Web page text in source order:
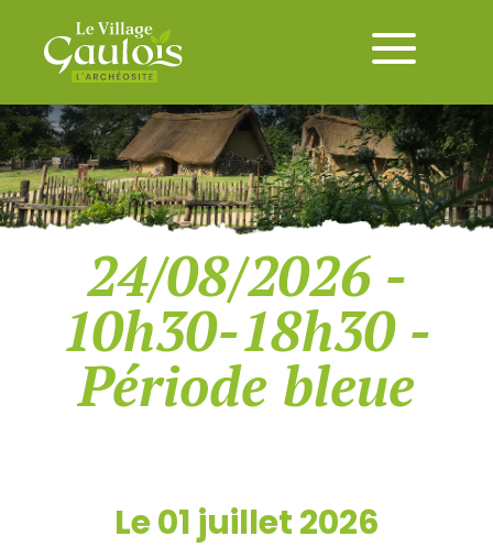
24/08/2026 -
10h30-18h30 -
Période bleue
Le 01 juillet 2026